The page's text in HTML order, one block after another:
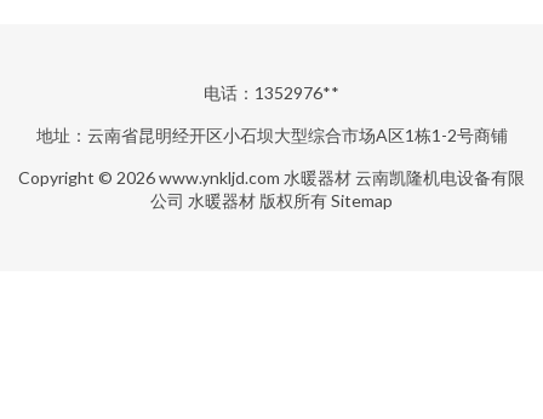
电话：1352976**
地址：云南省昆明经开区小石坝大型综合市场A区1栋1-2号商铺
Copyright © 2026www.ynkljd.com 水暖器材云南凯隆机电设备有限
公司 水暖器材 版权所有Sitemap